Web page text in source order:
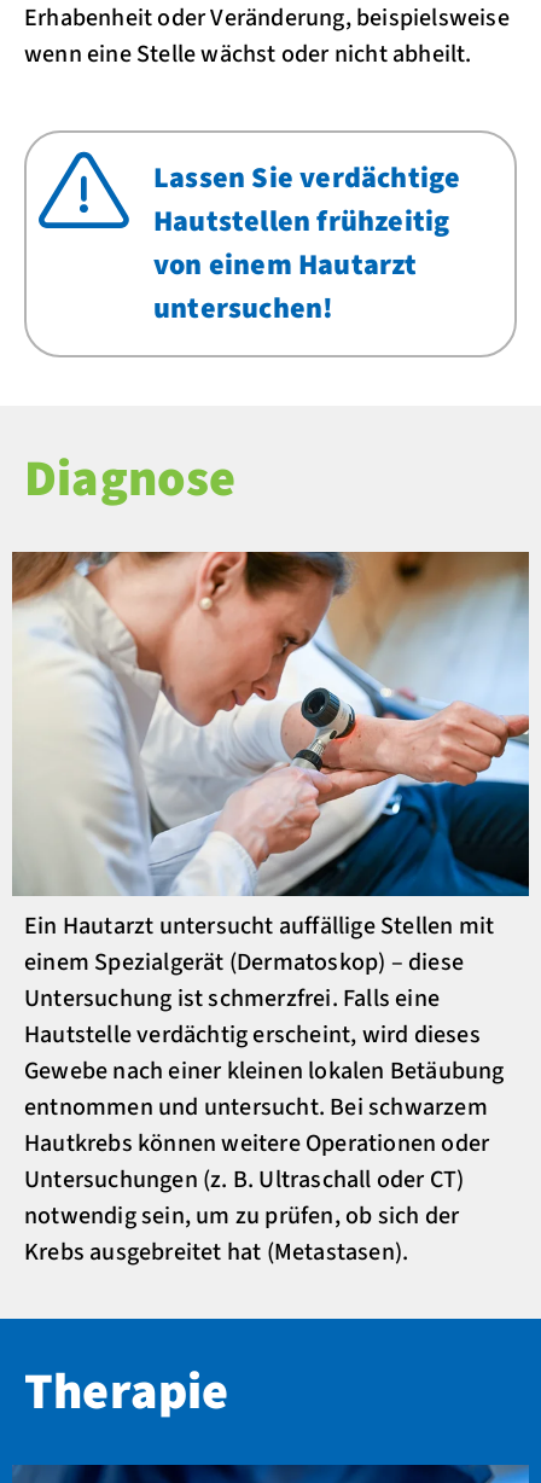
Erhabenheit oder Veränderung, beispielsweise
wenn eine Stelle wächst oder nicht abheilt.
Lassen Sie verdächtige
Hautstellen frühzeitig
von einem Hautarzt
untersuchen!
Diagnose
Ein Hautarzt untersucht auffällige Stellen mit
einem Spezialgerät (Dermatoskop) – diese
Untersuchung ist schmerzfrei. Falls eine
Hautstelle verdächtig erscheint, wird dieses
Gewebe nach einer kleinen lokalen Betäubung
entnommen und untersucht. Bei schwarzem
Hautkrebs können weitere Operationen oder
Untersuchungen (z. B. Ultraschall oder CT)
notwendig sein, um zu prüfen, ob sich der
Krebs ausgebreitet hat (Metastasen).
Therapie